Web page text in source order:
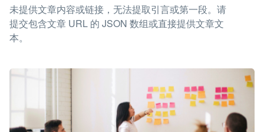
未提供文章内容或链接，无法提取引言或第一段。请
提交包含文章 URL 的 JSON 数组或直接提供文章文
本。